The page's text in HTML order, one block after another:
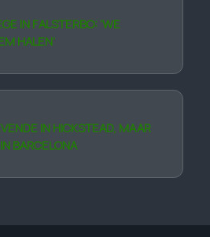
IN FALSTERBO: ‘WE
HALEN’
IN HICKSTEAD, MAAR
BARCELONA